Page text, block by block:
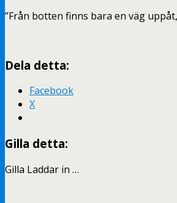
”Från botten finns bara en väg
Dela detta:
Facebook
X
Gilla detta:
Gilla Laddar in …